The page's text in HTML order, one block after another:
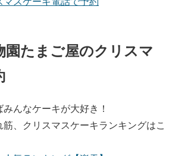
園たまご屋のクリスマ
んなケーキが大好き！
、クリスマスケーキランキングはこ